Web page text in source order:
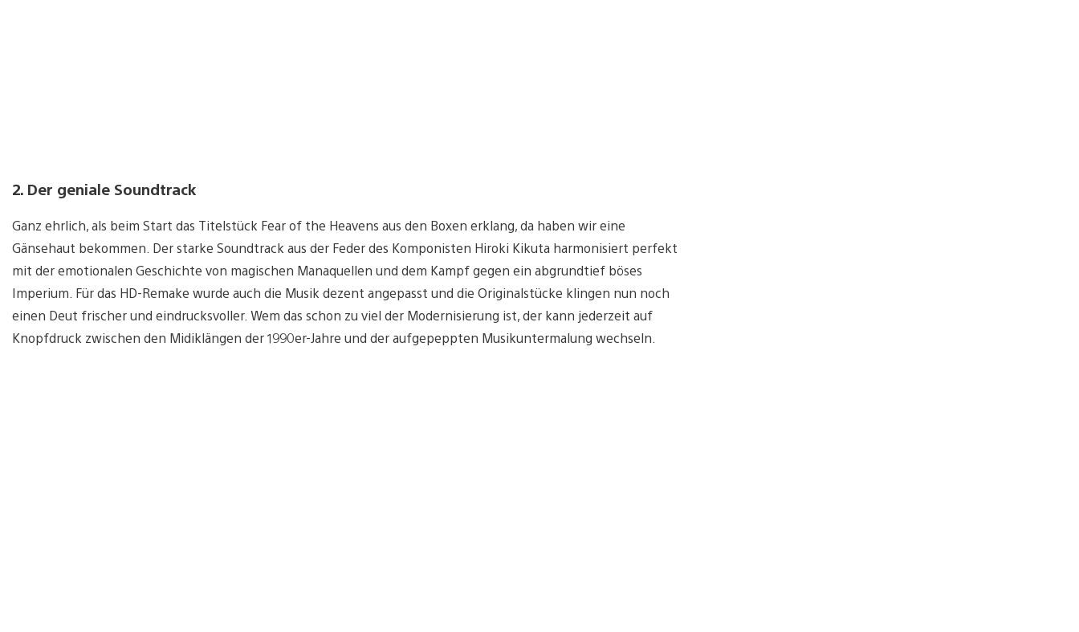
2. Der geniale Soundtrack
Ganz ehrlich, als beim Start das Titelstück Fear of the Heavens aus den Boxen erklang, da haben wir eine
Gänsehaut bekommen. Der starke Soundtrack aus der Feder des Komponisten Hiroki Kikuta harmonisiert perfekt
mit der emotionalen Geschichte von magischen Manaquellen und dem Kampf gegen ein abgrundtief böses
Imperium. Für das HD-Remake wurde auch die Musik dezent angepasst und die Originalstücke klingen nun noch
einen Deut frischer und eindrucksvoller. Wem das schon zu viel der Modernisierung ist, der kann jederzeit auf
Knopfdruck zwischen den Midiklängen der 1990er-Jahre und der aufgepeppten Musikuntermalung wechseln.